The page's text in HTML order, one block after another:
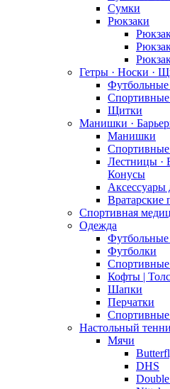
Сумки
Рюкзаки
Гетры · Носки ·
Футбольные
Щитки
Манишки ·
Манишки
Лестницы ·
Конусы
Аксессуары
Вратарские
Спортивная
Одежда
Футболки
Кофты |
Шапки
Перчатки
Настольный
Мячи
DHS